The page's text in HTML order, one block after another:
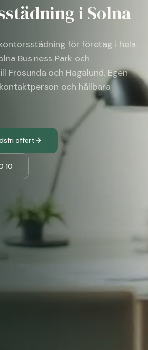
i Solna
för företag i hela
Business Park och
Frösunda och Hagalund. Egen
och hållbara
offert
10